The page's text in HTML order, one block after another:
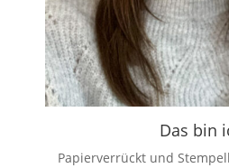
Das bin
Papierverrückt und